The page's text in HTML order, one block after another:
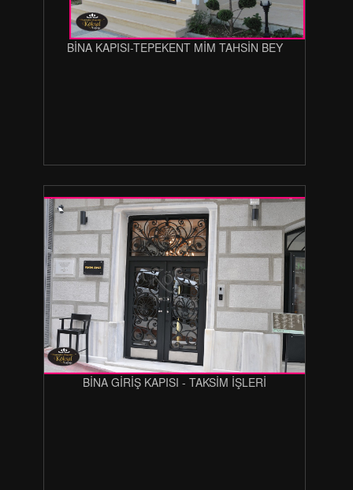
BİNA KAPISI-TEPEKENT MİM TAHSİN BEY
BİNA GİRİŞ KAPISI - TAKSİM İŞLERİ